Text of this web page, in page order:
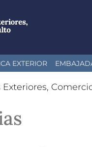
EXTERIOR